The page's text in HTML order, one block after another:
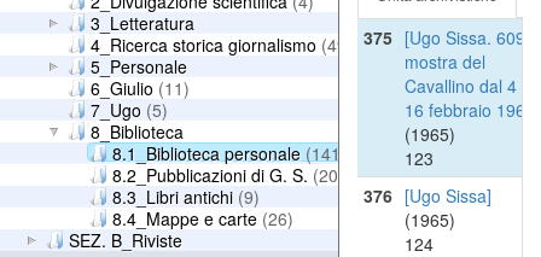
3_Letteratura
4_Ricerca storica giornalismo (49)
5_Personale
6_Giulio (11)
7_Ugo (5)
8_Biblioteca
8.1_Biblioteca personale (141)
8.2_Pubblicazioni di G. S. (20)
8.3_Libri antichi (9)
8.4_Mappe e carte (26)
SEZ. B_Riviste
375 [Ugo Sissa. 609a
mostra del
Cavallino dal 4 al
16 febbraio 1965]
(1965)
123
376 [Ugo Sissa]
(1965)
124